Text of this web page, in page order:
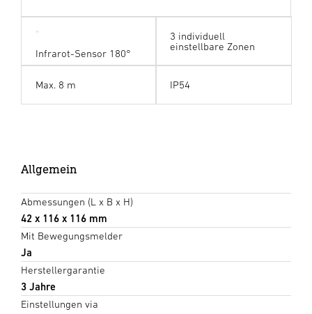
Infrarot-Sensor 180°
3 individuell
einstellbare Zonen
Max. 8 m IP54
Allgemein
Abmessungen (L x B x H)
42 x 116 x 116 mm
Mit Bewegungsmelder
Ja
Herstellergarantie
3 Jahre
Einstellungen via